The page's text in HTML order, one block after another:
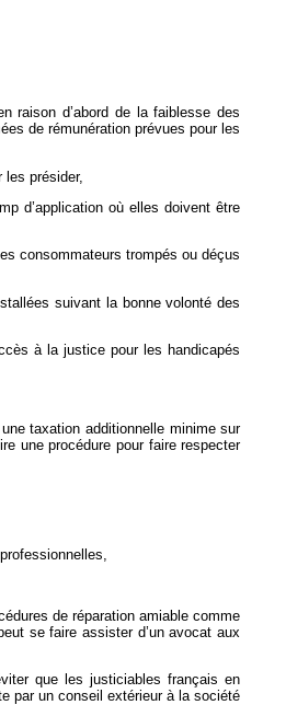
raison d’abord de la faiblesse des
de rémunération prévues pour les
les présider,
d’application où elles doivent être
consommateurs trompés ou déçus
suivant la bonne volonté des
à la justice pour les handicapés
taxation additionnelle minime sur
une procédure pour faire respecter
de réparation amiable comme
se faire assister d’un avocat aux
que les justiciables français en
par un conseil extérieur à la société